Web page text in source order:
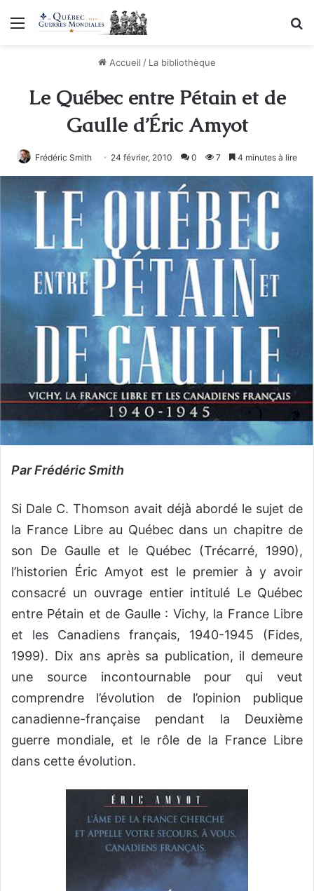
Menu
Accueil / La bibliothèque
Le Québec entre Pétain et de
Gaulle d’Éric Amyot
Frédéric Smith 24 février, 2010 0 7 4 minutes à lire
Par Frédéric Smith
Si Dale C. Thomson avait déjà abordé le sujet de
la France Libre au Québec dans un chapitre de
son De Gaulle et le Québec (Trécarré, 1990),
l’historien Éric Amyot est le premier à y avoir
consacré un ouvrage entier intitulé Le Québec
entre Pétain et de Gaulle : Vichy, la France Libre
et les Canadiens français, 1940-1945 (Fides,
1999). Dix ans après sa publication, il demeure
une source incontournable pour qui veut
comprendre l’évolution de l’opinion publique
canadienne-française pendant la Deuxième
guerre mondiale, et le rôle de la France Libre
dans cette évolution.